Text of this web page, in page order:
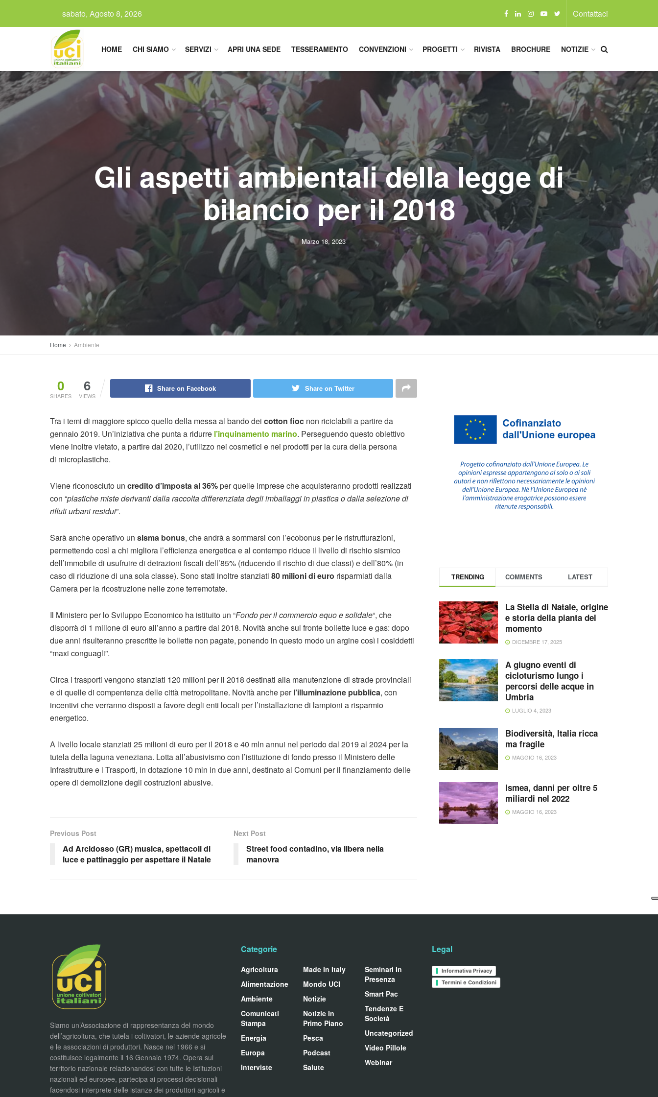
sabato, Agosto 8, 2026 Contattaci
HOME CHI SIAMO SERVIZI APRI UNA SEDE TESSERAMENTO CONVENZIONI PROGETTI RIVISTA BROCHURE NOTIZIE
Gli aspetti ambientali della legge di
bilancio per il 2018
Marzo 18, 2023
Home Ambiente
0
SHARES
6
VIEWS
Share on Facebook Share on Twitter
Tra i temi di maggiore spicco quello della messa al bando dei cotton fioc non riciclabili a partire da
gennaio 2019. Un’iniziativa che punta a ridurre l’inquinamento marino. Perseguendo questo obiettivo
viene inoltre vietato, a partire dal 2020, l’utilizzo nei cosmetici e nei prodotti per la cura della persona
di microplastiche.
Viene riconosciuto un credito d’imposta al 36%per quelle imprese che acquisteranno prodotti realizzati
con “plastiche miste derivanti dalla raccolta differenziata degli imballaggi in plastica o dalla selezione di
rifiuti urbani residui”.
Sarà anche operativo un sisma bonus, che andrà a sommarsi con l’ecobonus per le ristrutturazioni,
permettendo così a chi migliora l’efficienza energetica e al contempo riduce il livello di rischio sismico
dell’immobile di usufruire di detrazioni fiscali dell’85% (riducendo il rischio di due classi) e dell’80% (in
caso di riduzione di una sola classe). Sono stati inoltre stanziati 80 milioni di euro risparmiati dalla
Camera per la ricostruzione nelle zone terremotate.
Il Ministero per lo Sviluppo Economico ha istituito un “Fondo per il commercio equo e solidale“, che
disporrà di 1 milione di euro all’anno a partire dal 2018. Novità anche sul fronte bollette luce e gas: dopo
due anni risulteranno prescritte le bollette non pagate, ponendo in questo modo un argine così i cosiddetti
“maxi conguagli”.
Circa i trasporti vengono stanziati 120 milioni per il 2018 destinati alla manutenzione di strade provinciali
e di quelle di compentenza delle città metropolitane. Novità anche perl’illuminazione pubblica, con
incentivi che verranno disposti a favore degli enti locali per l’installazione di lampioni a risparmio
energetico.
A livello locale stanziati 25 milioni di euro per il 2018 e 40 mln annui nel periodo dal 2019 al 2024 per la
tutela della laguna veneziana. Lotta all’abusivismo con l’istituzione di fondo presso il Ministero delle
Infrastrutture e i Trasporti, in dotazione 10 mln in due anni, destinato ai Comuni per il finanziamento delle
opere di demolizione degli costruzioni abusive.
Previous Post
Ad Arcidosso (GR) musica, spettacoli di
luce e pattinaggio per aspettare il Natale
Next Post
Street food contadino, via libera nella
manovra
TRENDING COMMENTS LATEST
La Stella di Natale, origine
e storia della pianta del
momento
DICEMBRE 17, 2025
A giugno eventi di
cicloturismo lungo i
percorsi delle acque in
Umbria
LUGLIO 4, 2023
Biodiversità, Italia ricca
ma fragile
MAGGIO 16, 2023
Ismea, danni per oltre 5
miliardi nel 2022
MAGGIO 16, 2023
Siamo un’Associazione di rappresentanza del mondo
dell’agricoltura, che tutela i coltivatori, le aziende agricole
e le associazioni di produttori. Nasce nel 1966 e si
costituisce legalmente il 16 Gennaio 1974. Opera sul
territorio nazionale relazionandosi con tutte le Istituzioni
nazionali ed europee, partecipa ai processi decisionali
facendosi interprete delle istanze dei produttori agricoli e
Categorie
Agricoltura
Alimentazione
Ambiente
Comunicati
Stampa
Energia
Europa
Interviste
Made In Italy
Mondo UCI
Notizie
Notizie In
Primo Piano
Pesca
Podcast
Salute
Seminari In
Presenza
Smart Pac
Tendenze E
Società
Uncategorized
Video Pillole
Webinar
Legal
Informativa Privacy
Termini e Condizioni